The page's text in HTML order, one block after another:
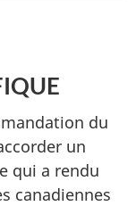
du
un
qui a rendu
canadiennes